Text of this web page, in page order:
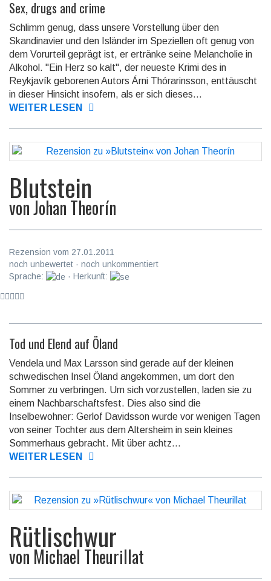
Sex, drugs and crime
Schlimm genug, dass unsere Vorstellung über den
Skandinavier und den Isländer im Speziellen oft genug von
dem Vorurteil geprägt ist, er ertränke seine Melancholie in
Alkohol. "Ein Herz so kalt", der neueste Krimi des in
Reykjavík geborenen Autors Árni Thórarinsson, enttäuscht
in dieser Hinsicht insofern, als er sich dieses...
WEITER LESEN
Blutstein
vonJohan Theorín
Rezension vom 27.01.2011
noch unbewertet · noch unkommentiert
Sprache:
· Herkunft:
Tod und Elend auf Öland
Vendela und Max Larsson sind gerade auf der kleinen
schwedischen Insel Öland angekommen, um dort den
Sommer zu verbringen. Um sich vorzustellen, laden sie zu
einem Nachbarschaftsfest. Dies also sind die
Inselbewohner: Gerlof Davidsson wurde vor wenigen Tagen
von seiner Tochter aus dem Altersheim in sein kleines
Sommerhaus gebracht. Mit über achtz...
WEITER LESEN
Rütlischwur
von Michael Theurillat